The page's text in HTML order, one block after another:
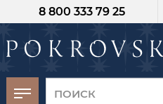
8 800 333 79 25
-30%
от 15 дней с
момента оплаты